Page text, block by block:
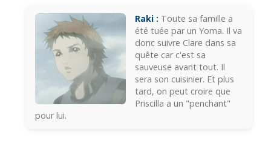
Raki : Toute sa famille a
été tuée par un Yoma. Il va
donc suivre Clare dans sa
quête car c'est sa
sauveuse avant tout. Il
sera son cuisinier. Et plus
tard, on peut croire que
Priscilla a un "penchant"
pour lui.